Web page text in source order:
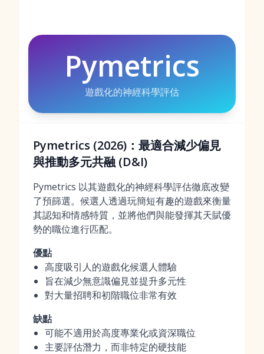
Pymetrics
遊戲化的神經科學評估
Pymetrics (2026)：最適合減少偏見
與推動多元共融 (D&I)
Pymetrics 以其遊戲化的神經科學評估徹底改變
了預篩選。候選人透過玩簡短有趣的遊戲來衡量
其認知和情感特質，並將他們與能發揮其天賦優
勢的職位進行匹配。
優點
高度吸引人的遊戲化候選人體驗
旨在減少無意識偏見並提升多元性
對大量招聘和初階職位非常有效
缺點
可能不適用於高度專業化或資深職位
主要評估潛力，而非特定的硬技能